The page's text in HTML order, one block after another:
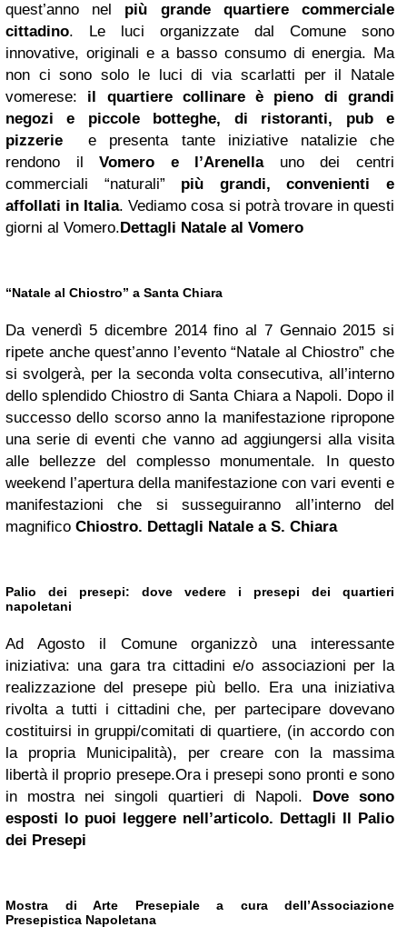
quest’anno nel più grande quartiere commerciale
cittadino. Le luci organizzate dal Comune sono
innovative, originali e a basso consumo di energia. Ma
non ci sono solo le luci di via scarlatti per il Natale
vomerese: il quartiere collinare è pieno di grandi
negozi e piccole botteghe, di ristoranti, pub e
pizzerie
e presenta tante iniziative natalizie che
rendono ilVomero e l’Arenellauno dei centri
commerciali “naturali” più grandi, convenienti e
affollati in Italia. Vediamo cosa si potrà trovare in questi
giorni al Vomero. Dettagli Natale al Vomero
“Natale al Chiostro” a Santa Chiara
Da venerdì 5 dicembre 2014 fino al 7 Gennaio 2015 si
ripete anche quest’anno l’evento “Natale al Chiostro” che
si svolgerà, per la seconda volta consecutiva, all’interno
dello splendido Chiostro di Santa Chiara a Napoli. Dopo il
successo dello scorso anno la manifestazione ripropone
una serie di eventi che vanno ad aggiungersi alla visita
alle bellezze del complesso monumentale. In questo
weekend l’apertura della manifestazione con vari eventi e
manifestazioni che si susseguiranno all’interno del
magnifico Chiostro. Dettagli Natale a S. Chiara
Palio dei presepi: dove vedere i presepi dei quartieri
napoletani
Ad Agosto il Comune organizzò una interessante
iniziativa: una gara tra cittadini e/o associazioni per la
realizzazione del presepe più bello. Era una iniziativa
rivolta a tutti i cittadini che, per partecipare dovevano
costituirsi in gruppi/comitati di quartiere, (in accordo con
la propria Municipalità), per creare con la massima
libertà il proprio presepe.Ora i presepi sono pronti e sono
in mostra nei singoli quartieri di Napoli.
Dove sono
esposti lo puoi leggere nell’articolo. Dettagli
Il Palio
dei Presepi
Mostra di Arte Presepiale a cura dell’Associazione
Presepistica Napoletana